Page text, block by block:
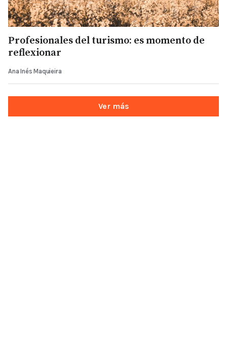
Profesionales del turismo: es momento de
reflexionar
Ana Inés Maquieira
Ver más